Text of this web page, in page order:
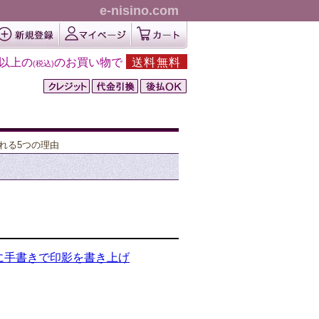
e-nisino.com
上の(税込)のお買い物で 送料無料
る5つの理由
書きで印影を書き上げ